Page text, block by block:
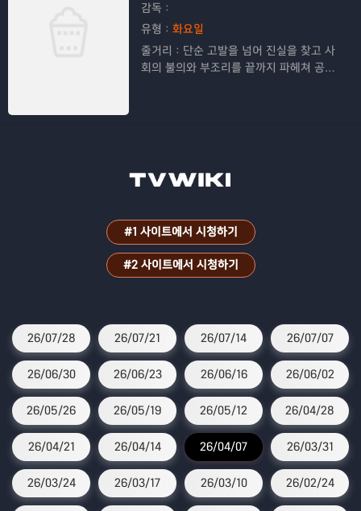
감독：
유형： 화요일
줄거리： 단순 고발을 넘어 진실을 찾고 사
회의 불의와 부조리를 끝까지 파헤쳐 공정
#1 사이트에서 시청하기
#2 사이트에서 시청하기
26/07/28 26/07/21 26/07/14 26/07/07
26/06/30 26/06/23 26/06/16 26/06/02
26/05/26 26/05/19 26/05/12 26/04/28
26/04/21 26/04/14 26/04/07 26/03/31
26/03/24 26/03/17 26/03/10 26/02/24